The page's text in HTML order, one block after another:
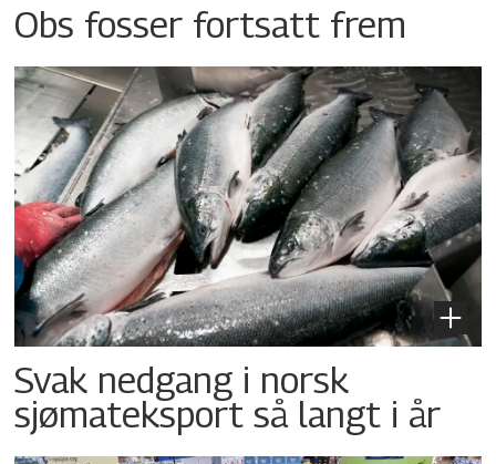
Obs fosser fortsatt frem
Svak nedgang i norsk
sjømateksport så langt i år